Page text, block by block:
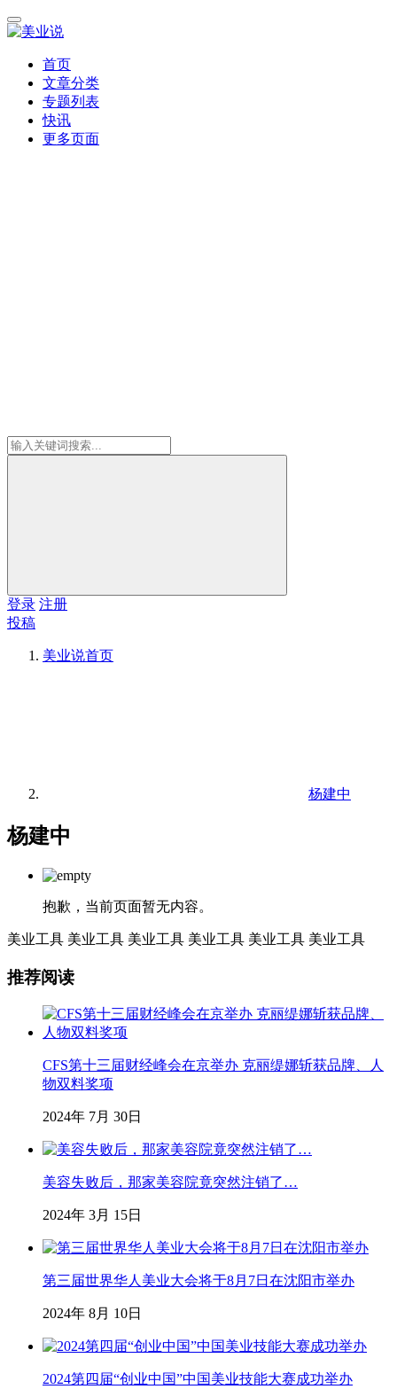
首页
文章分类
专题列表
快讯
更多页面
登录 注册
投稿
美业说首页
杨建中
杨建中
抱歉，当前页面暂无内容。
美业工具 美业工具 美业工具 美业工具 美业工具 美业工具
推荐阅读
CFS第十三届财经峰会在京举办 克丽缇娜斩获品牌、人
物双料奖项
2024年 7月 30日
美容失败后，那家美容院竟突然注销了…
2024年 3月 15日
第三届世界华人美业大会将于8月7日在沈阳市举办
2024年 8月 10日
2024第四届“创业中国”中国美业技能大赛成功举办